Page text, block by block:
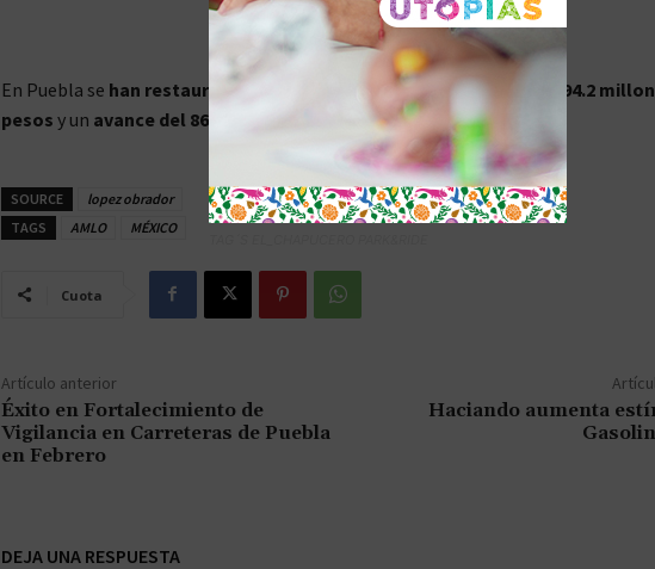
En Puebla se han restaurado 187 inmuebles con una inversión de 794.2
pesos y un avance del 86.5 por ciento
SOURCE
lopez obrador
TAGS
AMLO MÉXICO
Cuota
Artículo anterior
Éxito en Fortalecimiento de
Vigilancia en Carreteras de Puebla
en Febrero
Haciando aumenta
DEJA UNA RESPUESTA